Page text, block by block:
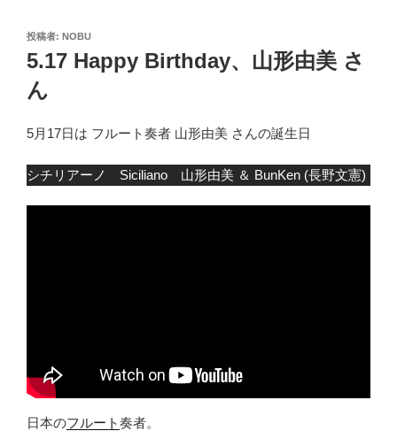
投
稿
日:
投稿者: NOBU
5.17 Happy Birthday、山形由美 さ
ん
5月17日は フルート奏者 山形由美 さんの誕生日
シチリアーノ Siciliano 山形由美 ＆ BunKen (長野文憲)
日本のフルート奏者。